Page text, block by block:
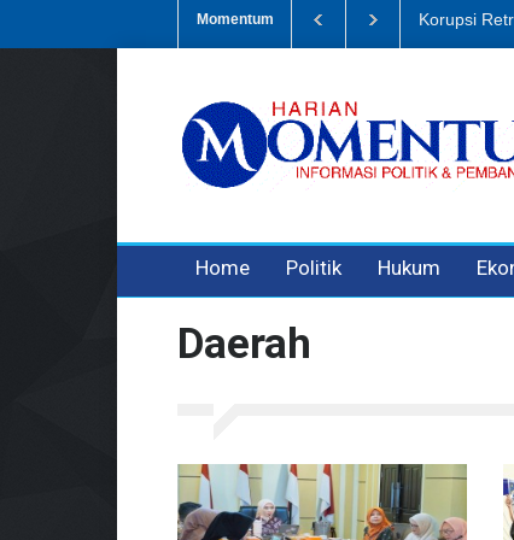
Momentum
Sampah, Eks Bendahara Pembantu DLH Divonis 5 Tahun
Home Politik Hukum
Daerah